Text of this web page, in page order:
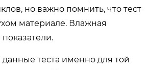
но важно помнить, что тест
материале. Влажная
теста именно для той